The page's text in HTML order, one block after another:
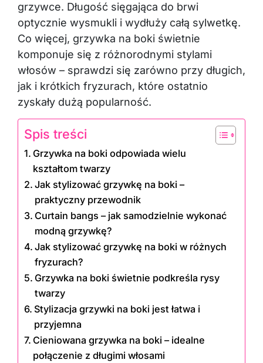
grzywce. Długość sięgająca do brwi
optycznie wysmukli i wydłuży całą sylwetkę.
Co więcej, grzywka na boki świetnie
komponuje się z różnorodnymi stylami
włosów – sprawdzi się zarówno przy długich,
jak i krótkich fryzurach, które ostatnio
zyskały dużą popularność.
Spis treści
Grzywka na boki odpowiada wielu
kształtom twarzy
Jak stylizować grzywkę na boki –
praktyczny przewodnik
Curtain bangs – jak samodzielnie wykonać
modną grzywkę?
Jak stylizować grzywkę na boki w różnych
fryzurach?
Grzywka na boki świetnie podkreśla rysy
twarzy
Stylizacja grzywki na boki jest łatwa i
przyjemna
Cieniowana grzywka na boki – idealne
połączenie z długimi włosami